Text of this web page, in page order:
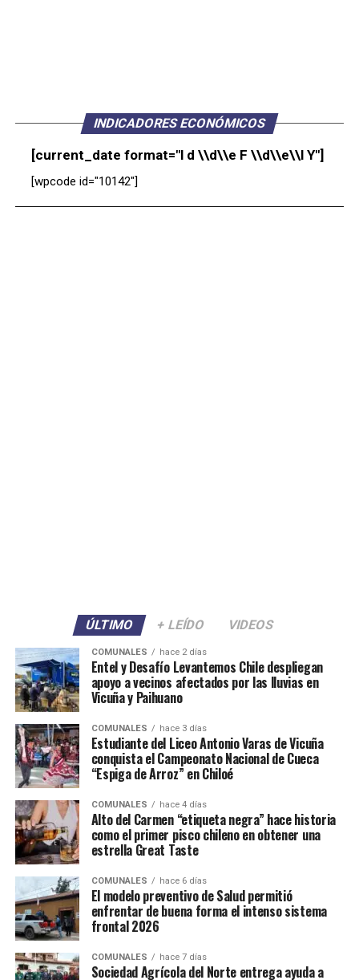
INDICADORES ECONÓMICOS
[current_date format="l d \\d\\e F \\d\\e\\l Y"]
[wpcode id="10142"]
ÚLTIMO + LEÍDO VIDEOS
COMUNALES hace 2 días
Entel y Desafío Levantemos Chile despliegan
apoyo a vecinos afectados por las lluvias en
Vicuña y Paihuano
COMUNALES hace 3 días
Estudiante del Liceo Antonio Varas de Vicuña
conquista el Campeonato Nacional de Cueca
“Espiga de Arroz” en Chiloé
COMUNALES hace 4 días
Alto del Carmen “etiqueta negra” hace historia
como el primer pisco chileno en obtener una
estrella Great Taste
COMUNALES hace 6 días
El modelo preventivo de Salud permitió
enfrentar de buena forma el intenso sistema
frontal 2026
COMUNALES hace 7 días
Sociedad Agrícola del Norte entrega ayuda a